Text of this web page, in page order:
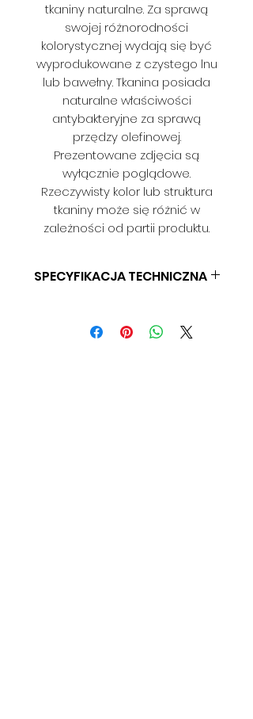
tkaniny naturalne. Za sprawą
swojej różnorodności
kolorystycznej wydają się być
wyprodukowane z czystego lnu
lub bawełny. Tkanina posiada
naturalne właściwości
antybakteryjne za sprawą
przędzy olefinowej.
Prezentowane zdjęcia są
wyłącznie poglądowe.
Rzeczywisty kolor lub struktura
tkaniny może się różnić w
zależności od partii produktu.
SPECYFIKACJA TECHNICZNA
SKŁAD: 100% OLEFIN
GRAMATURA: 230 G/M (+/-5%)